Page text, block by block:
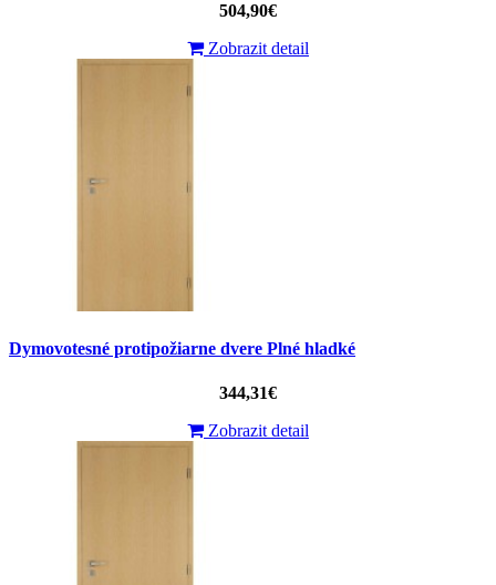
504,90€
Zobrazit detail
Dymovotesné protipožiarne dvere Plné hladké
344,31€
Zobrazit detail